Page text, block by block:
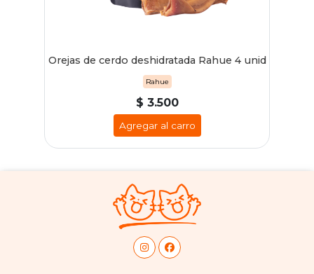
Orejas de cerdo deshidratada Rahue 4 unid
Rahue
$ 3.500
Agregar al carro